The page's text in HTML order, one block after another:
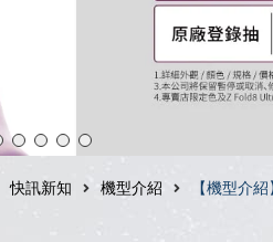
快訊新知 機型介紹 【機型介